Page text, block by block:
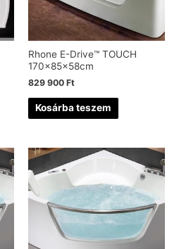
Rhone E-Drive™ TOUCH
170x85x58cm
829 900 Ft
Kosárba teszem